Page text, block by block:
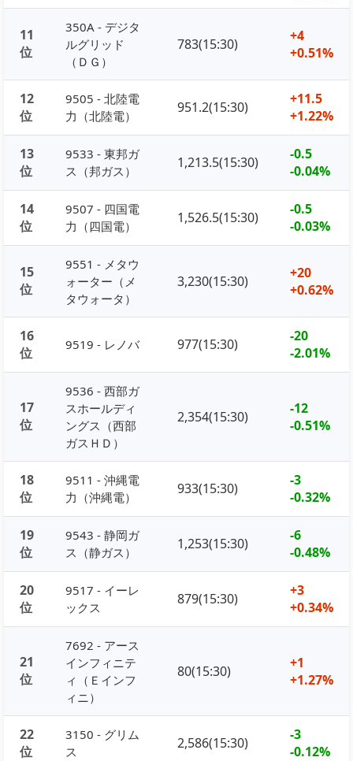
11
位
350A - デジタ
ルグリッド
（ＤＧ）
783(15:30)
+4
+0.51%
12
位
9505 - 北陸電
力（北陸電）
951.2(15:30)
+11.5
+1.22%
13
位
9533 - 東邦ガ
ス（邦ガス）
1,213.5(15:30)
-0.5
-0.04%
14
位
9507 - 四国電
力（四国電）
1,526.5(15:30)
-0.5
-0.03%
15
位
9551 - メタウ
ォーター（メ
タウォータ）
3,230(15:30)
+20
+0.62%
16
位
9519 - レノバ 977(15:30)
-20
-2.01%
17
位
9536 - 西部ガ
スホールディ
ングス（西部
ガスＨＤ）
2,354(15:30)
-12
-0.51%
18
位
9511 - 沖縄電
力（沖縄電）
933(15:30)
-3
-0.32%
19
位
9543 - 静岡ガ
ス（静ガス）
1,253(15:30)
-6
-0.48%
20
位
9517 - イーレ
ックス
879(15:30)
+3
+0.34%
21
位
7692 - アース
インフィニテ
ィ（Ｅインフ
ィニ）
80(15:30)
+1
+1.27%
22
位
3150 - グリム
ス
2,586(15:30)
-3
-0.12%